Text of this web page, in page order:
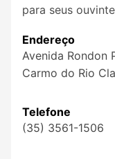
para seus
Endereço
Avenida Rondon
Carmo do Rio
Telefone
(35) 3561-1506